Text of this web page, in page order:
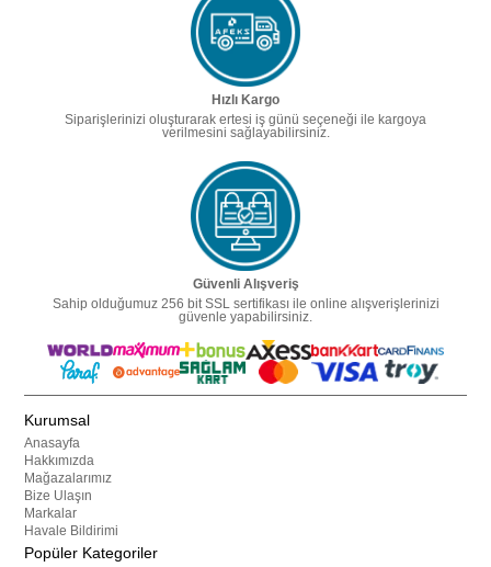
Hızlı Kargo
Siparişlerinizi oluşturarak ertesi iş günü seçeneği ile kargoya
verilmesini sağlayabilirsiniz.
Güvenli Alışveriş
Sahip olduğumuz 256 bit SSL sertifikası ile online alışverişlerinizi
güvenle yapabilirsiniz.
Kurumsal
Anasayfa
Hakkımızda
Mağazalarımız
Bize Ulaşın
Markalar
Havale Bildirimi
Popüler Kategoriler